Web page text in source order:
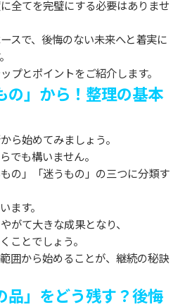
全てを完璧にする必要はありませ
スで、後悔のない未来へと着実に
プとポイントをご紹介します。
の」から！整理の基本
ら始めてみましょう。
でも構いません。
の」「迷うもの」の三つに分類す
ます。
がて大きな成果となり、
ことでしょう。
囲から始めることが、継続の秘訣
品」をどう残す？後悔